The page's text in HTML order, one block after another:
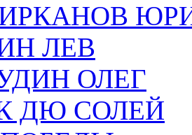
ЛЕВ
ОЛЕГ
ДЮ СОЛЕЙ